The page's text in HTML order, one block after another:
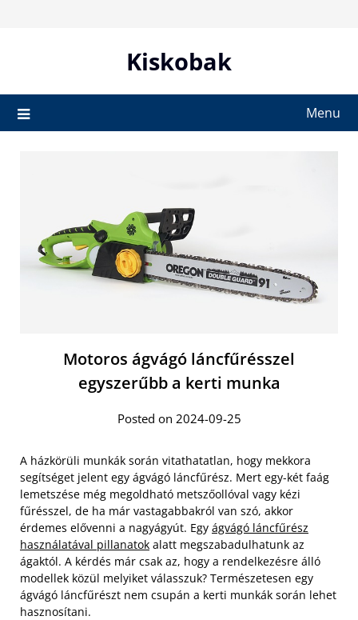
Kiskobak
Menu
Motoros ágvágó láncfűrésszel
egyszerűbb a kerti munka
Posted on 2024-09-25
A házkörüli munkák során vitathatatlan, hogy mekkora
segítséget jelent egy ágvágó láncfűrész. Mert egy-két faág
lemetszése még megoldható metszőollóval vagy kézi
fűrésszel, de ha már vastagabbakról van szó, akkor
érdemes elővenni a nagyágyút. Egy ágvágó láncfűrész
használatával pillanatok alatt megszabadulhatunk az
ágaktól. A kérdés már csak az, hogy a rendelkezésre álló
modellek közül melyiket válasszuk? Természetesen egy
ágvágó láncfűrészt nem csupán a kerti munkák során lehet
hasznosítani.